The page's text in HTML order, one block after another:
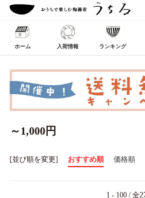
ホーム 入荷情報 ランキング
～1,000円
[並び順を変更] おすすめ順 価格順
1 - 100 / 全